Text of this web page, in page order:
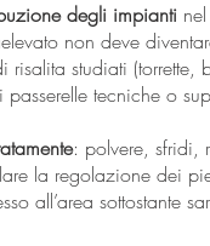
degli impianti
non deve
studiati
tecniche o
: polvere, sfridi,
la regolazione dei
all’area